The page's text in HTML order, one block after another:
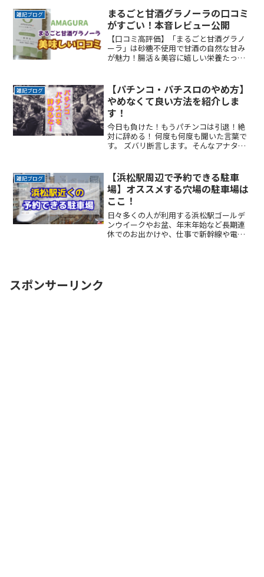
す。かといって混雑回避を理由にイベン
トの途中で帰りたくもReadMore...
雑記ブログ
まるごと甘酒グラノーラの口コミ
がすごい！本音レビュー公開
【口コミ高評価】「まるごと甘酒グラノ
ーラ」は砂糖不使用で甘酒の自然な甘み
が魅力！腸活＆美容に嬉しい栄養たっぷ
ジ自在！
雑記ブログ
【パチンコ・パチスロのやめ方】
やめなくて良い方法を紹介しま
す！
今日も負けた！もうパチンコは引退！絶
対に辞める！ 何度も何度も聞いた言葉で
す。 ズバリ断言します。そんなアナタは
れるのか？ 答えは辞めるのではなく、パ
チンコに行くのを一時止めている状態す
なわち「一時停止」にするのです。
雑記ブログ
【浜松駅周辺で予約できる駐車
場】オススメする穴場の駐車場は
ここ！
日々多くの人が利用する浜松駅ゴールデ
ンウイークやお盆、年末年始など長期連
休でのお出かけや、仕事で新幹線や電車
スポンサーリンク